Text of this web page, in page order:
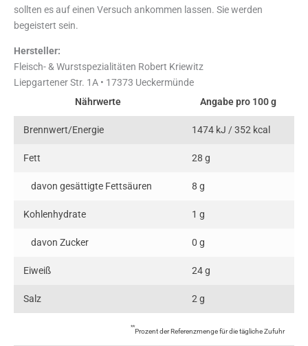
sollten es auf einen Versuch ankommen lassen. Sie werden
begeistert sein.
Hersteller:
Fleisch- & Wurstspezialitäten Robert Kriewitz
Liepgartener Str. 1A • 17373 Ueckermünde
Nährwerte
Angabe pro 100 g
Brennwert/Energie 1474 kJ / 352 kcal
Fett 28 g
davon gesättigte Fettsäuren 8 g
Kohlenhydrate 1 g
davon Zucker 0 g
Eiweiß 24 g
Salz 2 g
**
Prozent der Referenzmenge für die tägliche Zufuhr